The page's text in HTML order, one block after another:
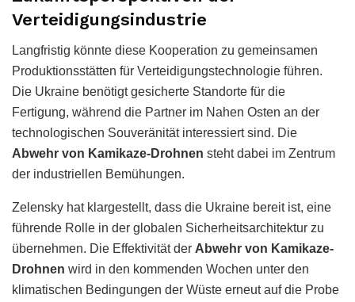
Verteidigungsindustrie
Langfristig könnte diese Kooperation zu gemeinsamen
Produktionsstätten für Verteidigungstechnologie führen.
Die Ukraine benötigt gesicherte Standorte für die
Fertigung, während die Partner im Nahen Osten an der
technologischen Souveränität interessiert sind. Die
Abwehr von Kamikaze-Drohnen steht dabei im Zentrum
der industriellen Bemühungen.
Zelensky hat klargestellt, dass die Ukraine bereit ist, eine
führende Rolle in der globalen Sicherheitsarchitektur zu
übernehmen. Die Effektivität der Abwehr von Kamikaze-
Drohnen wird in den kommenden Wochen unter den
klimatischen Bedingungen der Wüste erneut auf die Probe